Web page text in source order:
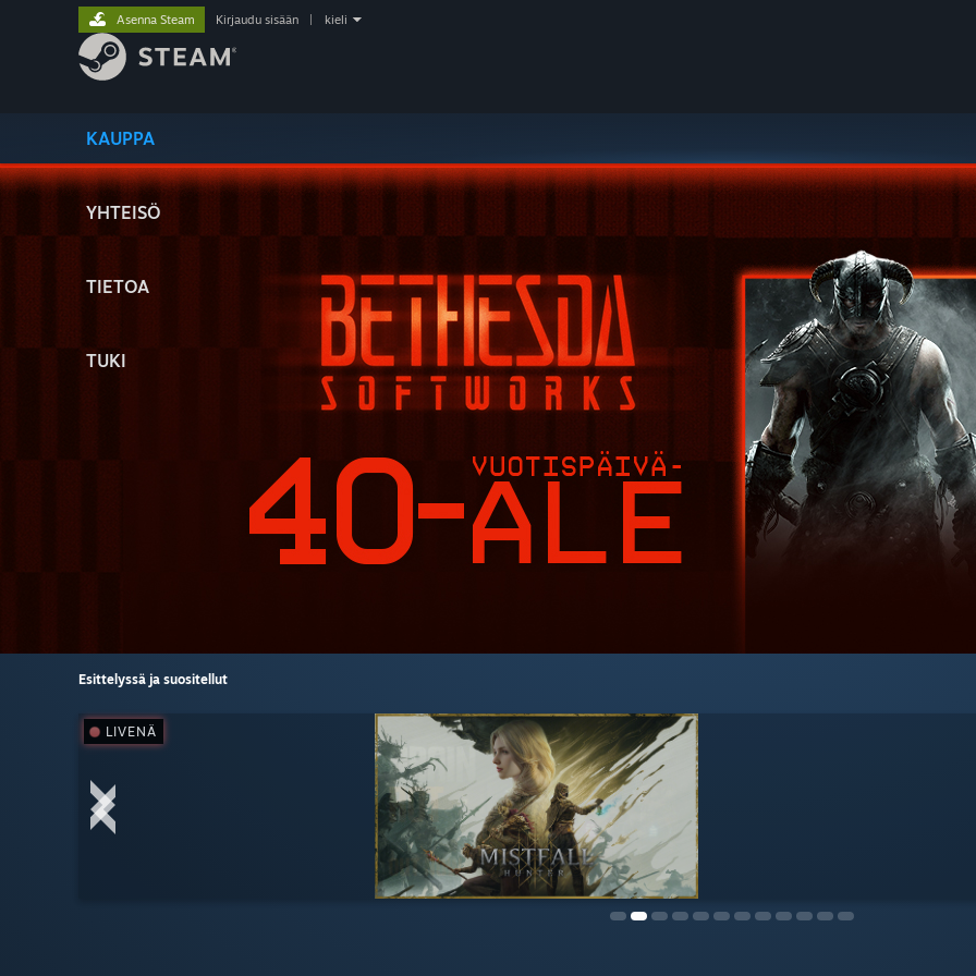
KAUPPA
YHTEISÖ
TIETOA
TUKI
Asenna Steam Kirjaudu sisään kieli
Esittelyssä ja suositellut
LIVENÄ